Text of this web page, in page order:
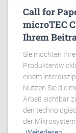
Call for
microTEC
Ihrem
Sie möchten
einem
Nutzen Sie die
Arbeit sichtbar
den
der